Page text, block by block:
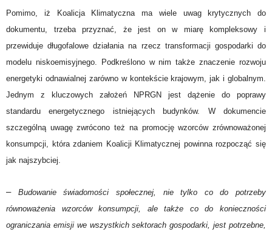
Pomimo, iż Koalicja Klimatyczna ma wiele uwag krytycznych do
dokumentu, trzeba przyznać, że jest on w miarę kompleksowy i
przewiduje długofalowe działania na rzecz transformacji gospodarki do
modelu niskoemisyjnego. Podkreślono w nim także znaczenie rozwoju
energetyki odnawialnej zarówno w kontekście krajowym, jak i globalnym.
Jednym z kluczowych założeń NPRGN jest dążenie do poprawy
standardu energetycznego istniejących budynków. W dokumencie
szczególną uwagę zwrócono też na promocję wzorców zrównoważonej
konsumpcji, która zdaniem Koalicji Klimatycznej powinna rozpocząć się
jak najszybciej.
– Budowanie świadomości społecznej, nie tylko co do potrzeby
równoważenia wzorców konsumpcji, ale także co do konieczności
ograniczania emisji we wszystkich sektorach gospodarki, jest potrzebne,